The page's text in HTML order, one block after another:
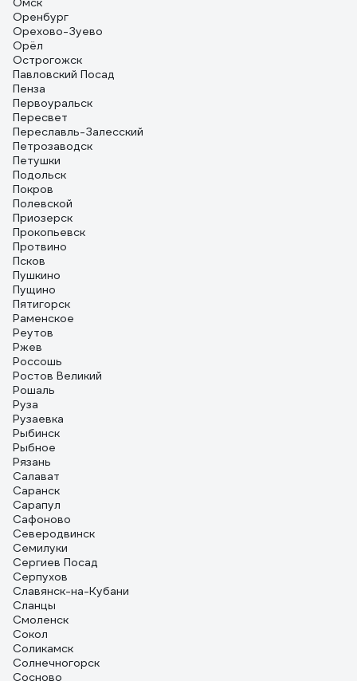
Оренбург
Орехово-Зуево
Орёл
Острогожск
Павловский Посад
Пенза
Первоуральск
Пересвет
Переславль-Залесский
Петрозаводск
Петушки
Подольск
Покров
Полевской
Приозерск
Прокопьевск
Протвино
Псков
Пушкино
Пущино
Пятигорск
Раменское
Реутов
Ржев
Россошь
Ростов Великий
Рошаль
Руза
Рузаевка
Рыбинск
Рыбное
Рязань
Салават
Саранск
Сарапул
Сафоново
Северодвинск
Семилуки
Сергиев Посад
Серпухов
Славянск-на-Кубани
Сланцы
Смоленск
Сокол
Соликамск
Солнечногорск
Сосново